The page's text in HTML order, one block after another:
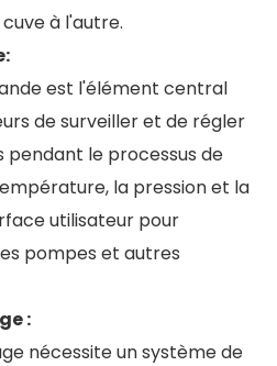
à l'autre.
est l'élément central
de surveiller et de régler
le processus de
la pression et la
utilisateur pour
pompes et autres
:
nécessite un système de